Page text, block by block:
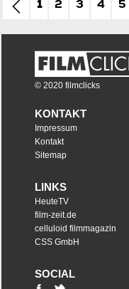
1 2 3 4 5
© 2020 filmclicks
KONTAKT
Impressum
Kontakt
Sitemap
LINKS
HeuteTV
film-zeit.de
celluloid filmmagazin
CSS GmbH
SOCIAL